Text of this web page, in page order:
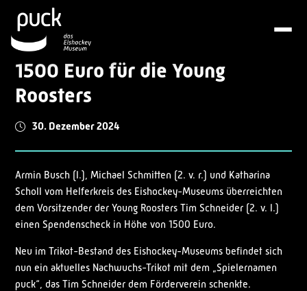
1500 Euro für die Young
Roosters
30. Dezember 2024
Armin Busch (l.), Michael Schmitten (2. v. r.) und Katharina
Scholl vom Helferkreis des Eishockey-Museums überreichten
dem Vorsitzender der Young Roosters Tim Schneider (2. v. l.)
einen Spendenscheck in Höhe von 1500 Euro.
Neu im Trikot-Bestand des Eishockey-Museums befindet sich
nun ein aktuelles Nachwuchs-Trikot mit dem „Spielernamen
puck“, das Tim Schneider dem Förderverein schenkte.